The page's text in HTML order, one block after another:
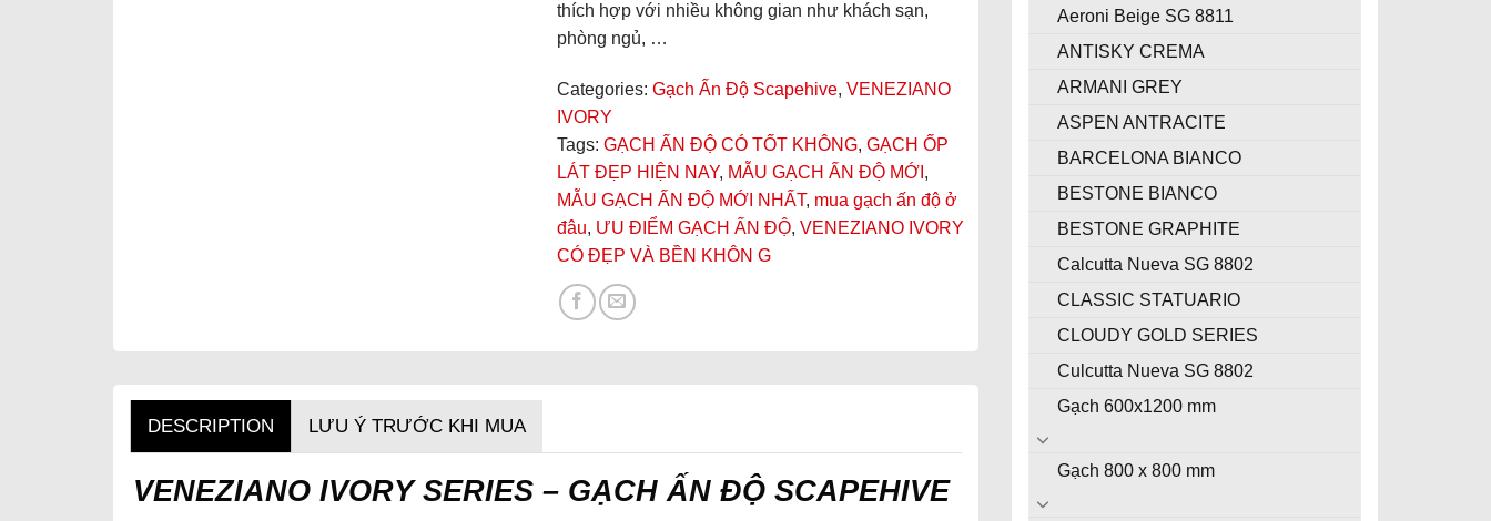
Aeroni Beige SG 8811
ANTISKY CREMA
ARMANI GREY
ASPEN ANTRACITE
BARCELONA BIANCO
BESTONE BIANCO
BESTONE GRAPHITE
Calcutta Nueva SG 8802
CLASSIC STATUARIO
CLOUDY GOLD SERIES
Culcutta Nueva SG 8802
Gạch 600x1200 mm
Gạch 800 x 800 mm
thích hợp với nhiều không gian như khách sạn,
phòng ngủ, …
Categories: Gạch Ấn Độ Scapehive, VENEZIANO
IVORY
Tags: GẠCH ẤN ĐỘ CÓ TỐT KHÔNG, GẠCH ỐP
LÁT ĐẸP HIỆN NAY, MẪU GẠCH ẤN ĐỘ MỚI ,
MẪU GẠCH ẤN ĐỘ MỚI NHẤT, mua gạch ấn độ ở
đâu, ƯU ĐIỂM GẠCH ẤN ĐỘ, VENEZIANO IVORY
CÓ ĐẸP VÀ BỀN KHÔN G
DESCRIPTION LƯU Ý TRƯỚC KHI MUA
VENEZIANO IVORY SERIES – GẠCH ẤN ĐỘ SCAPEHIVE